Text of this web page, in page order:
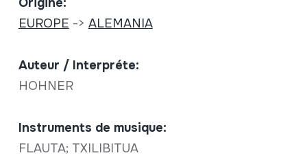
EUROPE -> ALEMANIA
Auteur / Interpréte:
HOHNER
Instruments de musique:
FLAUTA; TXILIBITUA